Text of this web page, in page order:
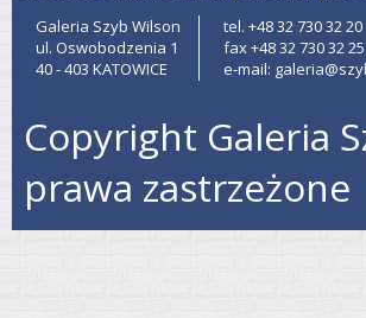
Galeria Szyb Wilson
ul. Oswobodzenia 1
40 - 403 KATOWICE
tel. +48 32 730 32 20
fax +48 32 730 32 25
e-mail:
Copyright Galeria
prawa zastrzeżone